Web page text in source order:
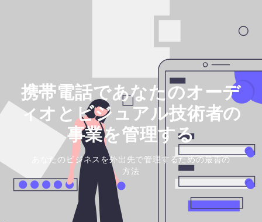
携帯電話であなたのオーデ
ィオとビジュアル技術者の
事業を管理する
あなたのビジネスを外出先で管理するための最善の
方法